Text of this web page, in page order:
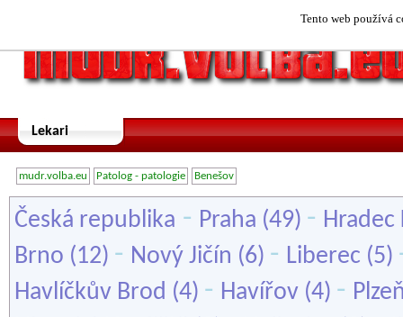
Tento web používá
Lekari
mudr.volba.eu Patolog - patologie Benešov
Česká republika - Praha (49) - Hradec
Brno (12) - Nový Jičín (6) - Liberec (5)
Havlíčkův Brod (4) - Havířov (4) -